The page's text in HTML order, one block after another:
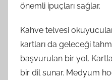
önemli ipuçları sağlar.
Kahve telvesi
kartları da geleceği
başvurulan bir yol.
bir dil sunar. Medyum